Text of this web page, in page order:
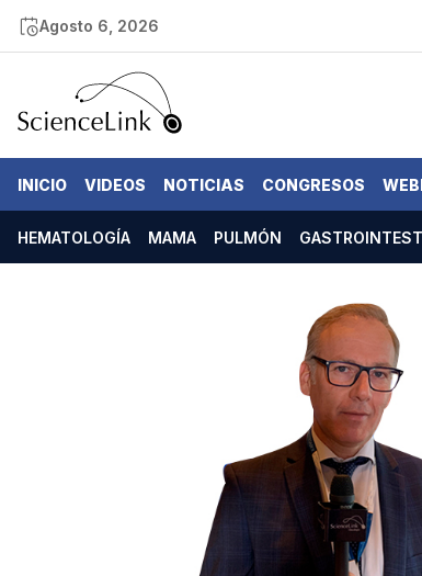
Agosto 6, 2026
INICIO VIDEOS NOTICIAS CONGRESOS
HEMATOLOGÍA MAMA PULMÓN